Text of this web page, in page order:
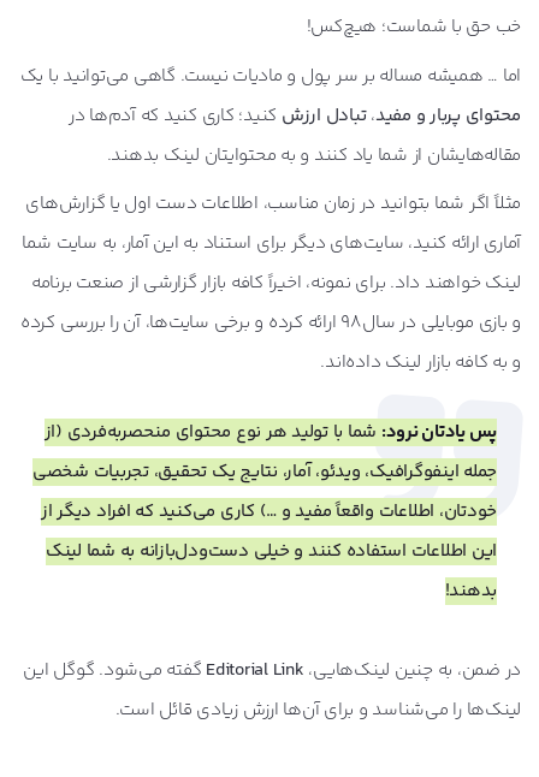
خب حق با شماست؛ هیچ‌کس!
اما … همیشه مساله بر سر پول و مادیات نیست. گاهی می‌توانید با یک
محتوای پربار و مفید،تبادل ارزش کنید؛ کاری کنید که آدم‌ها در
مقاله‌هایشان از شما یاد کنند و به محتوایتان لینک بدهند.
مثلاً اگر شما بتوانید در زمان مناسب، اطلاعات دست اول یا گزارش‌های
آماری ارائه کنید، سایت‌های دیگر برای استناد به این آمار، به سایت شما
لینک خواهند داد. برای نمونه، اخیراً کافه بازار گزارشی از صنعت برنامه
و بازی موبایلی در سال ۹۸ ارائه کرده و برخی سایت‌ها، آن را بررسی کرده
و به کافه بازار لینک داده‌اند.
پس یادتان نرود: شما با تولید هر نوع محتوای منحصربه‌فردی (از
جمله اینفوگرافیک، ویدئو، آمار، نتایج یک تحقیق، تجربیات شخصی
خودتان، اطلاعات واقعاً مفید و …) کاری می‌کنید که افراد دیگر از
این اطلاعات استفاده کنند و خیلی دست‌ودل‌بازانه به شما لینک
بدهند!
در ضمن، به چنین لینک‌هایی، Editorial Link گفته می‌شود. گوگل این
لینک‌ها را می‌شناسد و برای آن‌ها ارزش زیادی قائل است.